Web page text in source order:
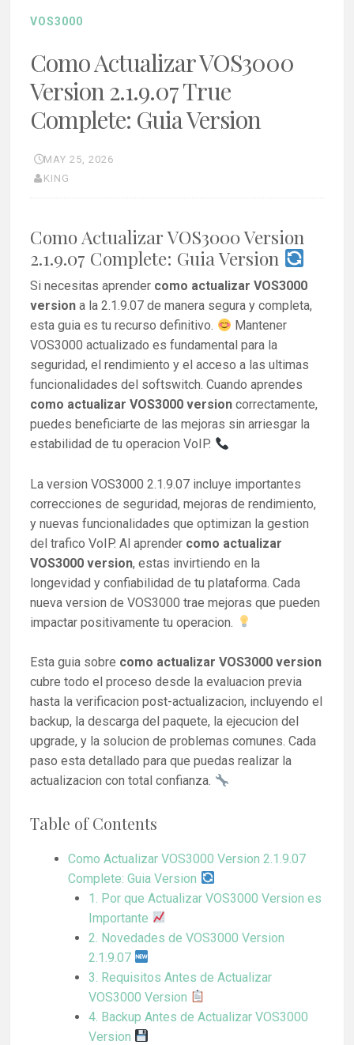
VOS3000
Como Actualizar VOS3000
Version 2.1.9.07 True
Complete: Guia Version
MAY 25, 2026
KING
Como Actualizar VOS3000 Version
2.1.9.07 Complete: Guia Version
Si necesitas aprender como actualizar VOS3000
version a la 2.1.9.07 de manera segura y completa,
esta guia es tu recurso definitivo.
Mantener
VOS3000 actualizado es fundamental para la
seguridad, el rendimiento y el acceso a las ultimas
funcionalidades del softswitch. Cuando aprendes
como actualizar VOS3000 version correctamente,
puedes beneficiarte de las mejoras sin arriesgar la
estabilidad de tu operacion VoIP.
La version VOS3000 2.1.9.07 incluye importantes
correcciones de seguridad, mejoras de rendimiento,
y nuevas funcionalidades que optimizan la gestion
del trafico VoIP. Al aprender como actualizar
VOS3000 version, estas invirtiendo en la
longevidad y confiabilidad de tu plataforma. Cada
nueva version de VOS3000 trae mejoras que pueden
impactar positivamente tu operacion.
Esta guia sobre como actualizar VOS3000 version
cubre todo el proceso desde la evaluacion previa
hasta la verificacion post-actualizacion, incluyendo el
backup, la descarga del paquete, la ejecucion del
upgrade, y la solucion de problemas comunes. Cada
paso esta detallado para que puedas realizar la
actualizacion con total confianza.
Table of Contents
Como Actualizar VOS3000 Version 2.1.9.07
Complete: Guia Version
1. Por que Actualizar VOS3000 Version es
Importante
2. Novedades de VOS3000 Version
2.1.9.07
3. Requisitos Antes de Actualizar
VOS3000 Version
4. Backup Antes de Actualizar VOS3000
Version